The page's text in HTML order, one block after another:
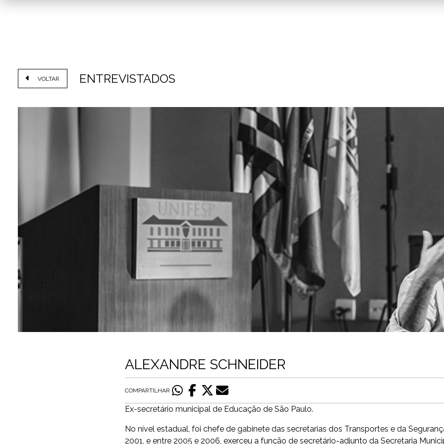
VOLTAR ENTREVISTADOS
ALEXANDRE SCHNEIDER
COMPARTILHAR
Ex-secretário municipal de Educação de São Paulo.
No nível estadual, foi chefe de gabinete das secretarias dos Transportes e da
2001, e entre 2005 e 2006, exerceu a função de secretário-adjunto da Secretaria